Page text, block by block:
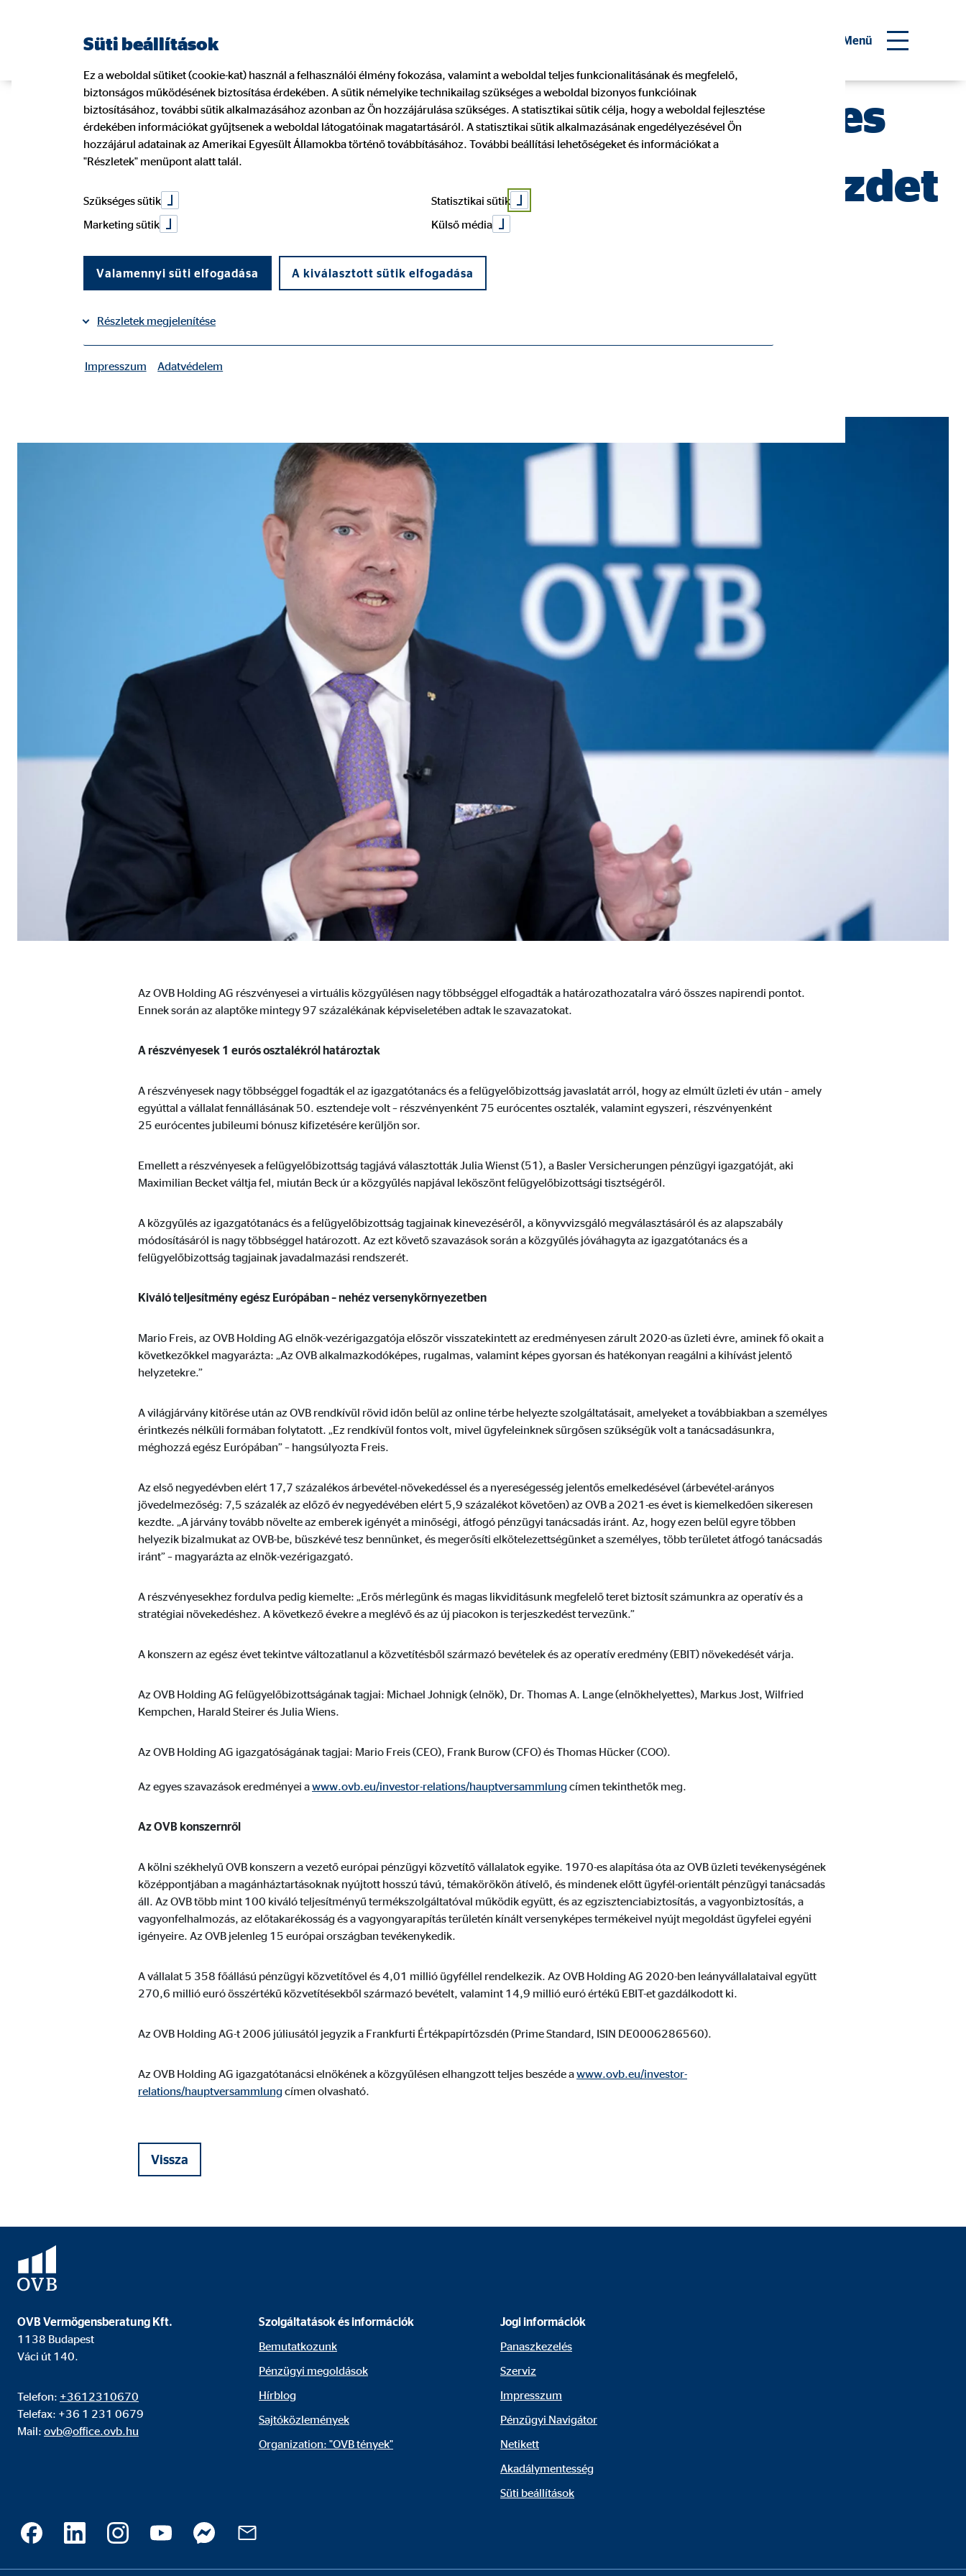
Menü
OVB közgyűlés: visszatekintés a sikeres
2020-as üzleti évre és dinamikus évkezdet
2021-ben
2021. június 14.|OVB Vermögensberatung Kft.
Megosztás a Facebookon
Az OVB Holding AG részvényesei a virtuális közgyűlésen nagy többséggel elfogadták a határozathozatalra váró összes napirendi pontot.
Ennek során az alaptőke mintegy 97 százalékának képviseletében adtak le szavazatokat.
A részvényesek 1 eurós osztalékról határoztak
A részvényesek nagy többséggel fogadták el az igazgatótanács és a felügyelőbizottság javaslatát arról, hogy az elmúlt üzleti év után – amely
egyúttal a vállalat fennállásának 50. esztendeje volt – részvényenként 75 eurócentes osztalék, valamint egyszeri, részvényenként
25 eurócentes jubileumi bónusz kifizetésére kerüljön sor.
Emellett a részvényesek a felügyelőbizottság tagjává választották Julia Wienst (51), a Basler Versicherungen pénzügyi igazgatóját, aki
Maximilian Becket váltja fel, miután Beck úr a közgyűlés napjával leköszönt felügyelőbizottsági tisztségéről.
A közgyűlés az igazgatótanács és a felügyelőbizottság tagjainak kinevezéséről, a könyvvizsgáló megválasztásáról és az alapszabály
módosításáról is nagy többséggel határozott. Az ezt követő szavazások során a közgyűlés jóváhagyta az igazgatótanács és a
felügyelőbizottság tagjainak javadalmazási rendszerét.
Kiváló teljesítmény egész Európában – nehéz versenykörnyezetben
Mario Freis, az OVB Holding AG elnök-vezérigazgatója először visszatekintett az eredményesen zárult 2020-as üzleti évre, aminek fő okait a
következőkkel magyarázta: „Az OVB alkalmazkodóképes, rugalmas, valamint képes gyorsan és hatékonyan reagálni a kihívást jelentő
helyzetekre.”
A világjárvány kitörése után az OVB rendkívül rövid időn belül az online térbe helyezte szolgáltatásait, amelyeket a továbbiakban a személyes
érintkezés nélküli formában folytatott. „Ez rendkívül fontos volt, mivel ügyfeleinknek sürgősen szükségük volt a tanácsadásunkra,
méghozzá egész Európában” – hangsúlyozta Freis.
Az első negyedévben elért 17,7 százalékos árbevétel-növekedéssel és a nyereségesség jelentős emelkedésével (árbevétel-arányos
jövedelmezőség: 7,5 százalék az előző év negyedévében elért 5,9 százalékot követően) az OVB a 2021-es évet is kiemelkedően sikeresen
kezdte. „A járvány tovább növelte az emberek igényét a minőségi, átfogó pénzügyi tanácsadás iránt. Az, hogy ezen belül egyre többen
helyezik bizalmukat az OVB-be, büszkévé tesz bennünket, és megerősíti elkötelezettségünket a személyes, több területet átfogó tanácsadás
iránt” – magyarázta az elnök-vezérigazgató.
A részvényesekhez fordulva pedig kiemelte: „Erős mérlegünk és magas likviditásunk megfelelő teret biztosít számunkra az operatív és a
stratégiai növekedéshez. A következő évekre a meglévő és az új piacokon is terjeszkedést tervezünk.”
A konszern az egész évet tekintve változatlanul a közvetítésből származó bevételek és az operatív eredmény (EBIT) növekedését várja.
Az OVB Holding AG felügyelőbizottságának tagjai: Michael Johnigk (elnök), Dr. Thomas A. Lange (elnökhelyettes), Markus Jost, Wilfried
Kempchen, Harald Steirer és Julia Wiens.
Az OVB Holding AG igazgatóságának tagjai: Mario Freis (CEO), Frank Burow (CFO) és Thomas Hücker (COO).
Az egyes szavazások eredményei awww.ovb.eu/investor-relations/hauptversammlung címen tekinthetők meg.
Az OVB konszernről
A kölni székhelyű OVB konszern a vezető európai pénzügyi közvetítő vállalatok egyike. 1970-es alapítása óta az OVB üzleti tevékenységének
középpontjában a magánháztartásoknak nyújtott hosszú távú, témakörökön átívelő, és mindenek előtt ügyfél-orientált pénzügyi tanácsadás
áll. Az OVB több mint 100 kiváló teljesítményű termékszolgáltatóval működik együtt, és az egzisztenciabiztosítás, a vagyonbiztosítás, a
vagyonfelhalmozás, az előtakarékosság és a vagyongyarapítás területén kínált versenyképes termékeivel nyújt megoldást ügyfelei egyéni
igényeire. Az OVB jelenleg 15 európai országban tevékenykedik.
A vállalat 5 358 főállású pénzügyi közvetítővel és 4,01 millió ügyféllel rendelkezik. Az OVB Holding AG 2020-ben leányvállalataival együtt
270,6 millió euró összértékű közvetítésekből származó bevételt, valamint 14,9 millió euró értékű EBIT-et gazdálkodott ki.
Az OVB Holding AG-t 2006 júliusától jegyzik a Frankfurti Értékpapírtőzsdén (Prime Standard, ISIN DE0006286560).
Az OVB Holding AG igazgatótanácsi elnökének a közgyűlésen elhangzott teljes beszéde awww.ovb.eu/investor-
relations/hauptversammlung címen olvasható.
Vissza
OVB Vermögensberatung Kft.
1138 Budapest
Váci út 140.
Telefon: +3612310670
Telefax: +36 1 231 0679
Mail: ovb@office.ovb.hu
Szolgáltatások és információk
Bemutatkozunk
Pénzügyi megoldások
Hírblog
Sajtóközlemények
Organization: "OVB tények"
Jogi információk
Panaszkezelés
Szerviz
Impresszum
Pénzügyi Navigátor
Netikett
Akadálymentesség
Süti beállítások
Süti beállítások
Ez a weboldal sütiket (cookie-kat) használ a felhasználói élmény fokozása, valamint a weboldal teljes funkcionalitásának és megfelelő,
biztonságos működésének biztosítása érdekében. A sütik némelyike technikailag szükséges a weboldal bizonyos funkcióinak
biztosításához, további sütik alkalmazásához azonban az Ön hozzájárulása szükséges. A statisztikai sütik célja, hogy a weboldal fejlesztése
érdekében információkat gyűjtsenek a weboldal látogatóinak magatartásáról. A statisztikai sütik alkalmazásának engedélyezésével Ön
hozzájárul adatainak az Amerikai Egyesült Államokba történő továbbításához. További beállítási lehetőségeket és információkat a
"Részletek" menüpont alatt talál.
Szükséges sütik
Statisztikai sütik
Marketing sütik
Külső média
Valamennyi süti elfogadása A kiválasztott sütik elfogadása
Részletek megjelenítése
A felhasználó beállításai
fe_typo_user
TYPO3 Association
A felhasználói beállítások tárolása
munkamenet
Sütik alkalmazásához való hozzájárulás
cookie_consent_v2
mindshape
Cél: A felhasználói hozzájárulási beállítások kezelése
Sütik lejárata: 1 év
Statisztikai sütik
A statisztikai sütik anonim módon gyűjtenek információkat. Ezek az információk segítségünkre vannak annak megértésében, hogy hogyan használják
látogatóink a honlapunkat.
Google Analytics
_ga, _gat_UA-41411249-18, _gid
Szolgáltató: Google Ireland Ltd.
A honlap használatával kapcsolatos statisztikák
webhelyeken keresztül követik nyomon.
Adform | címzett: OVB, Adform A/S
uid, C
ad campaign
nincs szükség kézi hozzájárulásra.
Google Maps
Szolgáltató: Google Ireland Ltd.
Interaktív Google térképek megjelenítése
YouTube
youtube
Szolgáltató: Google Ireland Ltd.
Sütik lejárata: 24 hónap
Impresszum Adatvédelem